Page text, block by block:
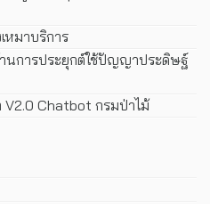
หมาบริการ
นการประยุกต์ใช้ปัญญาประดิษฐ์
Chatbot กรมป่าไม้